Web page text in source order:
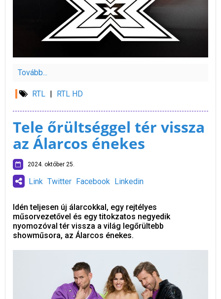
Tovább...
RTL | RTL HD
Tele őrültséggel tér vissza
az Álarcos énekes
2024. október 25.
Link Twitter Facebook Linkedin
Idén teljesen új álarcokkal, egy rejtélyes
műsorvezetővel és egy titokzatos negyedik
nyomozóval tér vissza a világ legőrültebb
showműsora, az Álarcos énekes.